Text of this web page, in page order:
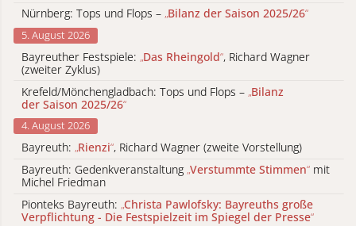
Nürnberg: Tops und Flops – „Bilanz der Saison 2025/26“
5. August 2026
Bayreuther Festspiele: „Das Rheingold“, Richard Wagner
(zweiter Zyklus)
Krefeld/Mönchengladbach: Tops und Flops – „Bilanz
der Saison 2025/26“
4. August 2026
Bayreuth: „Rienzi“, Richard Wagner (zweite Vorstellung)
Bayreuth: Gedenkveranstaltung „Verstummte Stimmen“ mit
Michel Friedman
Pionteks Bayreuth: „Christa Pawlofsky: Bayreuths große
Verpflichtung - Die Festspielzeit im Spiegel der Presse“